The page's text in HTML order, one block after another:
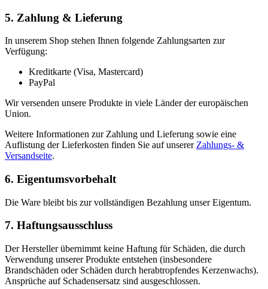
5. Zahlung & Lieferung
In unserem Shop stehen Ihnen folgende Zahlungsarten zur
Verfügung:
Kreditkarte (Visa, Mastercard)
PayPal
Wir versenden unsere Produkte in viele Länder der europäischen
Union.
Weitere Informationen zur Zahlung und Lieferung sowie eine
Auflistung der Lieferkosten finden Sie auf unserer Zahlungs- &
Versandseite.
6. Eigentumsvorbehalt
Die Ware bleibt bis zur vollständigen Bezahlung unser Eigentum.
7. Haftungsausschluss
Der Hersteller übernimmt keine Haftung für Schäden, die durch
Verwendung unserer Produkte entstehen (insbesondere
Brandschäden oder Schäden durch herabtropfendes Kerzenwachs).
Ansprüche auf Schadensersatz sind ausgeschlossen.